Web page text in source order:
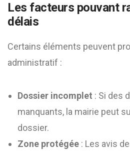
Les facteurs pouvant
délais
Certains éléments peuvent
administratif :
Dossier incomplet : Si des
manquants, la mairie peut
dossier.
Zone protégée : Les avis